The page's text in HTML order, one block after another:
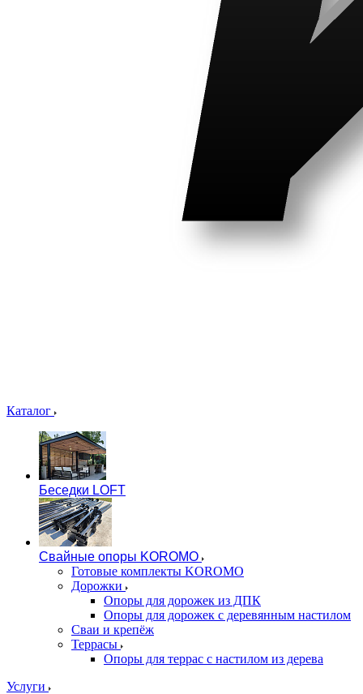
Каталог
Беседки LOFT
Свайные опоры KOROMO
Готовые комплекты KOROMO
Дорожки
Опоры для дорожек из ДПК
Опоры для дорожек с деревянным настилом
Сваи и крепёж
Террасы
Опоры для террас с настилом из дерева
Услуги